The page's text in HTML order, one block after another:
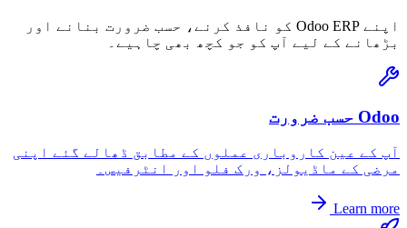
اپنے Odoo ERP کو نافذ کرنے، حسب ضرورت بنانے اور
بڑھانے کے لیے آپ کو جو کچھ بھی چاہیے۔
Odoo حسب ضرورت
آپ کے عین کاروباری عملوں کے مطابق ڈھالے گئے اپنی
مرضی کے ماڈیولز، ورک فلو اور انٹرفیس۔
Learn more